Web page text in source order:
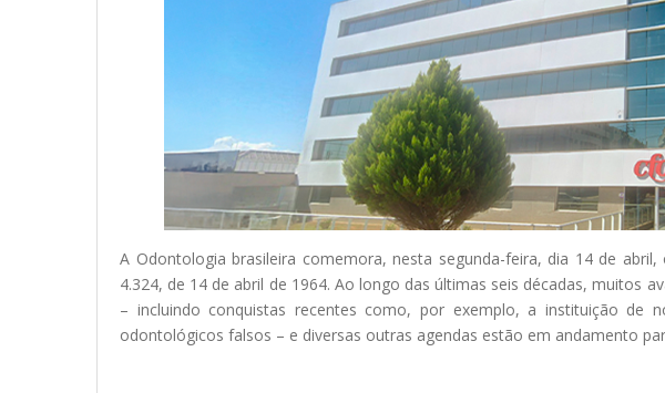
A Odontologia brasileira comemora, nesta segunda-feira, dia 14 de
4.324, de 14 de abril de 1964. Ao longo das últimas seis décadas, muitos
– incluindo conquistas recentes como, por exemplo, a instituição de
odontológicos falsos – e diversas outras agendas estão em andamento